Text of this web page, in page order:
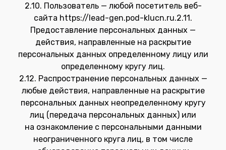
2.10. Пользователь — любой посетитель веб-
сайта https://lead-gen.pod-klucn.ru.2.11.
Предоставление персональных данных —
действия, направленные на раскрытие
персональных данных определенному лицу или
определенному кругу лиц.
2.12. Распространение персональных данных —
любые действия, направленные на раскрытие
персональных данных неопределенному кругу
лиц (передача персональных данных) или
на ознакомление с персональными данными
неограниченного круга лиц, в том числе